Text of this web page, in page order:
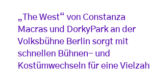
„The West“ von Constanza
Macras und DorkyPark an der
Volksbühne Berlin sorgt mit
schnellen Bühnen- und
Kostümwechseln für eine Vielzahl